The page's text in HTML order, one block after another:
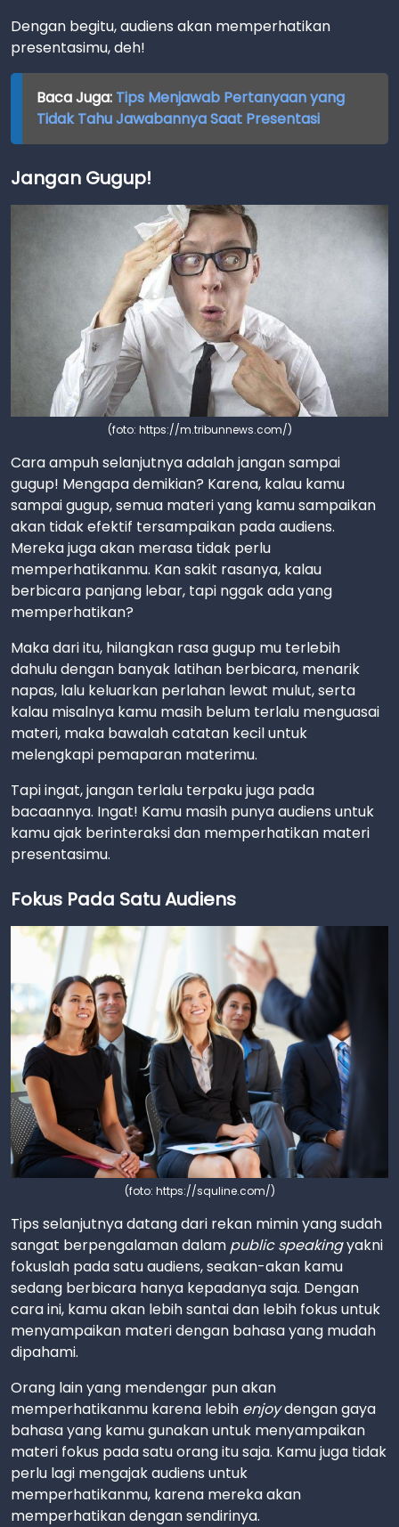
Dengan begitu, audiens akan memperhatikan
presentasimu, deh!
Baca Juga: Tips Menjawab Pertanyaan yang
Tidak Tahu Jawabannya Saat Presentasi
Jangan Gugup!
(foto: https://m.tribunnews.com/)
Cara ampuh selanjutnya adalah jangan sampai
gugup! Mengapa demikian? Karena, kalau kamu
sampai gugup, semua materi yang kamu sampaikan
akan tidak efektif tersampaikan pada audiens.
Mereka juga akan merasa tidak perlu
memperhatikanmu. Kan sakit rasanya, kalau
berbicara panjang lebar, tapi nggak ada yang
memperhatikan?
Maka dari itu, hilangkan rasa gugup mu terlebih
dahulu dengan banyak latihan berbicara, menarik
napas, lalu keluarkan perlahan lewat mulut, serta
kalau misalnya kamu masih belum terlalu menguasai
materi, maka bawalah catatan kecil untuk
melengkapi pemaparan materimu.
Tapi ingat, jangan terlalu terpaku juga pada
bacaannya. Ingat! Kamu masih punya audiens untuk
kamu ajak berinteraksi dan memperhatikan materi
presentasimu.
Fokus Pada Satu Audiens
(foto: https://squline.com/)
Tips selanjutnya datang dari rekan mimin yang sudah
sangat berpengalaman dalam public speakingyakni
fokuslah pada satu audiens, seakan-akan kamu
sedang berbicara hanya kepadanya saja. Dengan
cara ini, kamu akan lebih santai dan lebih fokus untuk
menyampaikan materi dengan bahasa yang mudah
dipahami.
Orang lain yang mendengar pun akan
memperhatikanmu karena lebih enjoydengan gaya
bahasa yang kamu gunakan untuk menyampaikan
materi fokus pada satu orang itu saja. Kamu juga tidak
perlu lagi mengajak audiens untuk
memperhatikanmu, karena mereka akan
memperhatikan dengan sendirinya.